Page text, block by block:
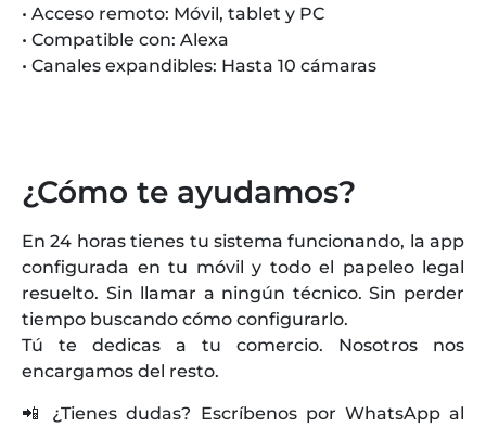
• Acceso remoto: Móvil, tablet y PC
• Compatible con: Alexa
• Canales expandibles: Hasta 10 cámaras
¿Cómo te ayudamos?
En 24 horas tienes tu sistema funcionando, la app
configurada en tu móvil y todo el papeleo legal
resuelto. Sin llamar a ningún técnico. Sin perder
tiempo buscando cómo configurarlo.
Tú te dedicas a tu comercio. Nosotros nos
encargamos del resto.
📲 ¿Tienes dudas? Escríbenos por WhatsApp al